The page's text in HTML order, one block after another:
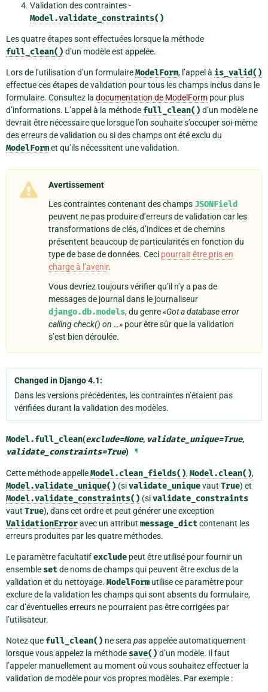
Validation des contraintes -
Model.validate_constraints()
Les quatre étapes sont effectuées lorsque la méthode
full_clean() d’un modèle est appelée.
Lors de l’utilisation d’un formulaireModelForm, l’appel à is_valid()
effectue ces étapes de validation pour tous les champs inclus dans le
formulaire. Consultez la documentation de ModelForm pour plus
d’informations. L’appel à la méthode full_clean() d’un modèle ne
devrait être nécessaire que lorsque l’on souhaite s’occuper soi-même
des erreurs de validation ou si des champs ont été exclu du
ModelFormet qu’ils nécessitent une validation.
Avertissement
Les contraintes contenant des champs JSONField
peuvent ne pas produire d’erreurs de validation car les
transformations de clés, d’indices et de chemins
présentent beaucoup de particularités en fonction du
type de base de données. Ceci pourrait être pris en
charge à l’avenir.
Vous devriez toujours vérifier qu’il n’y a pas de
messages de journal dans le journaliseur
django.db.models, du genre«Got a database error
calling check() on …» pour être sûr que la validation
s’est bien déroulée.
Changed in Django 4.1:
Dans les versions précédentes, les contraintes n’étaient pas
vérifiées durant la validation des modèles.
Model.full_clean(exclude=None, validate_unique=True,
validate_constraints=True) ¶
Cette méthode appelleModel.clean_fields(),Model.clean(),
Model.validate_unique() (sivalidate_uniquevaut True) et
Model.validate_constraints() (sivalidate_constraints
vaut True), dans cet ordre et peut générer une exception
ValidationErroravec un attribut message_dictcontenant les
erreurs produites par les quatre méthodes.
Le paramètre facultatifexclude peut être utilisé pour fournir un
ensemble setde noms de champs qui peuvent être exclus de la
validation et du nettoyage. ModelForm utilise ce paramètre pour
exclure de la validation les champs qui sont absents du formulaire,
car d’éventuelles erreurs ne pourraient pas être corrigées par
l’utilisateur.
Notez que full_clean() ne sera pasappelée automatiquement
lorsque vous appelez la méthode save() d’un modèle. Il faut
l’appeler manuellement au moment où vous souhaitez effectuer la
validation de modèle pour vos propres modèles. Par exemple :